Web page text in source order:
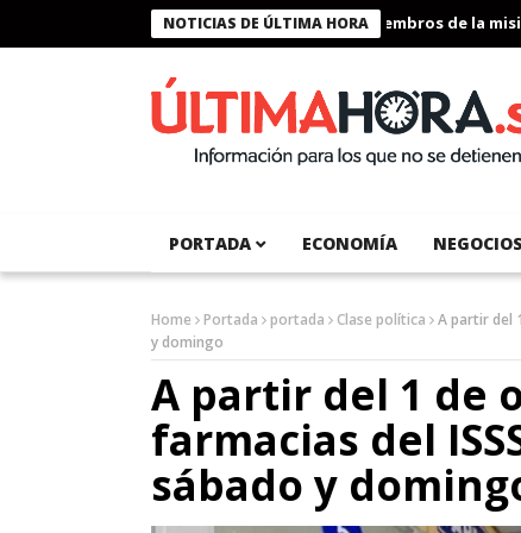
NOTICIAS DE ÚLTIMA HORA
Presidente Bukele condecora a miembros de la misión
PORTADA ECONOMÍA NEGOCIOS
Home Portada portada Clase política
A partir del
y domingo
A partir del 1 de
farmacias del
sábado y